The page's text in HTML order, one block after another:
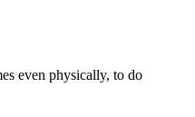
even physically, to do